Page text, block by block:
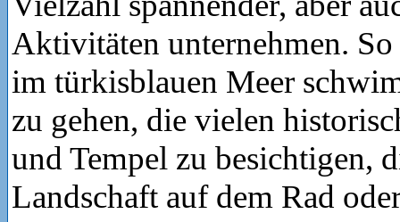
Aktivitäten unternehmen. So
im türkisblauen Meer
zu gehen, die vielen
und Tempel zu besichtigen,
Landschaft auf dem Rad